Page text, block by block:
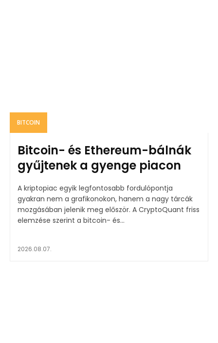
BITCOIN
Bitcoin- és Ethereum-bálnák
gyűjtenek a gyenge piacon
A kriptopiac egyik legfontosabb fordulópontja
gyakran nem a grafikonokon, hanem a nagy tárcák
mozgásában jelenik meg először. A CryptoQuant friss
elemzése szerint a bitcoin- és...
2026.08.07.